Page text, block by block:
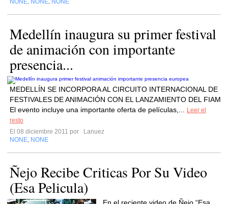
NONE NONE NONE
Medellín inaugura su primer festival
de animación con importante
presencia...
MEDELLÍN SE INCORPORA AL CIRCUITO INTERNACIONAL DE
FESTIVALES DE ANIMACIÓN CON EL LANZAMIENTO DEL FIAM
El evento incluye una importante oferta de películas,...
Leer el
resto
El 08 diciembre 2011 por
Lanuez
NONE NONE
Ñejo Recibe Criticas Por Su Video
(Esa Pelicula)